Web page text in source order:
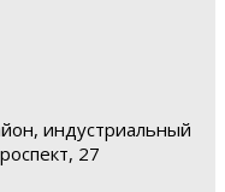
индустриальный
27